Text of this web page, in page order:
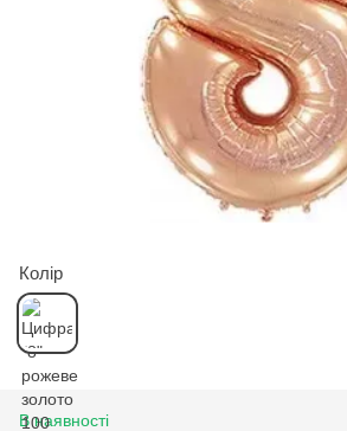
Колір
В наявності